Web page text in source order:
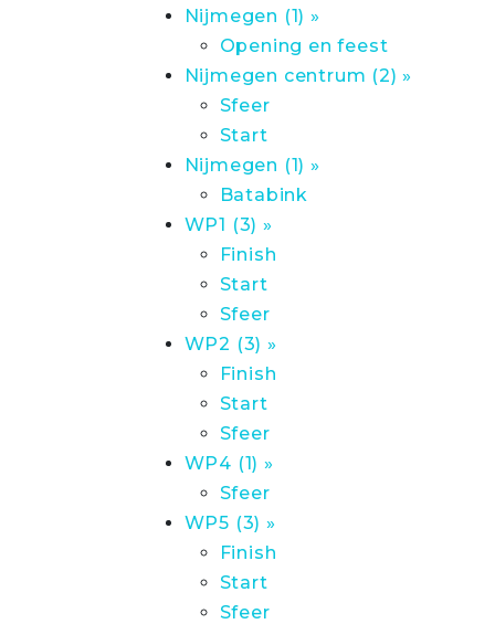
Nijmegen (1) »
Opening en feest
Nijmegen centrum (2) »
Sfeer
Start
Nijmegen (1) »
Batabink
WP1 (3) »
Finish
Start
Sfeer
WP2 (3) »
Finish
Start
Sfeer
WP4 (1) »
Sfeer
WP5 (3) »
Finish
Start
Sfeer